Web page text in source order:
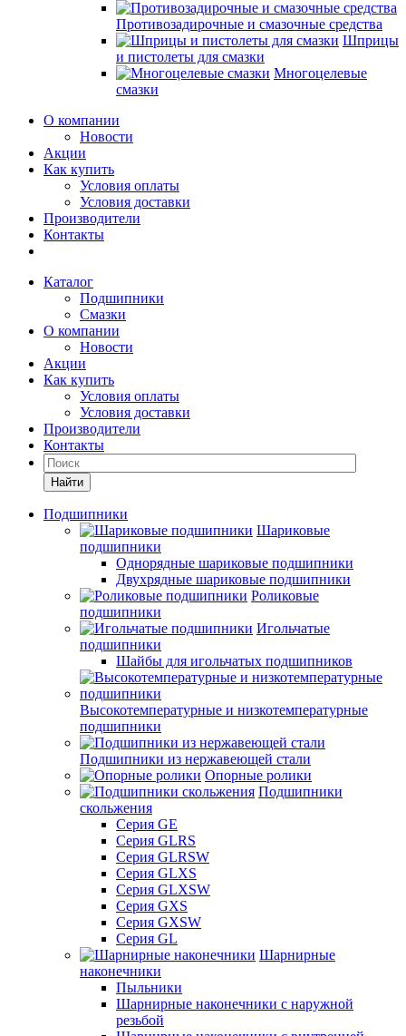
Противозадирочные и смазочные средства
Шприцы
и пистолеты для смазки
Многоцелевые
смазки
О компании
Новости
Акции
Как купить
Условия оплаты
Условия доставки
Производители
Контакты
Каталог
Подшипники
Смазки
О компании
Новости
Акции
Как купить
Условия оплаты
Условия доставки
Производители
Контакты
Найти
Подшипники
Шариковые
подшипники
Однорядные шариковые подшипники
Двухрядные шариковые подшипники
Роликовые
подшипники
Игольчатые
подшипники
Шайбы для игольчатых подшипников
Высокотемпературные и низкотемпературные
подшипники
Подшипники из нержавеющей стали
Опорные ролики
Подшипники
скольжения
Серия GE
Серия GLRS
Серия GLRSW
Серия GLXS
Серия GLXSW
Серия GXS
Серия GXSW
Серия GL
Шарнирные
наконечники
Пыльники
Шарнирные наконечники с наружной
резьбой